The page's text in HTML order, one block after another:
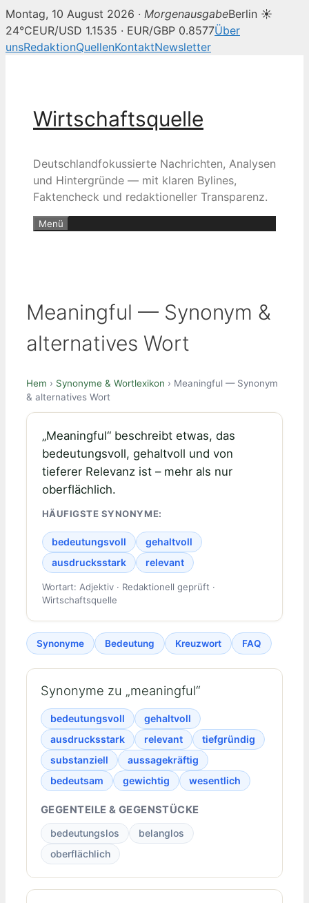
Montag, 10 August 2026 · MorgenausgabeBerlin ☀
24°CEUR/USD 1.1535 · EUR/GBP 0.8577Über
unsRedaktionQuellenKontaktNewsletter
Wirtschaftsquelle
Deutschlandfokussierte Nachrichten, Analysen
und Hintergründe — mit klaren Bylines,
Faktencheck und redaktioneller Transparenz.
Menü
Meaningful — Synonym &
alternatives Wort
Hem › Synonyme & Wortlexikon › Meaningful — Synonym
& alternatives Wort
„Meaningful“ beschreibt etwas, das
bedeutungsvoll, gehaltvoll und von
tieferer Relevanz ist – mehr als nur
oberflächlich.
HÄUFIGSTE SYNONYME:
bedeutungsvoll
gehaltvoll
ausdrucksstark
relevant
Wortart: Adjektiv · Redaktionell geprüft ·
Wirtschaftsquelle
Synonyme Bedeutung Kreuzwort FAQ
Synonyme zu „meaningful“
bedeutungsvoll
gehaltvoll
ausdrucksstark
relevant
tiefgründig
substanziell
aussagekräftig
bedeutsam
gewichtig wesentlich
GEGENTEILE & GEGENSTÜCKE
bedeutungslos
belanglos
oberflächlich